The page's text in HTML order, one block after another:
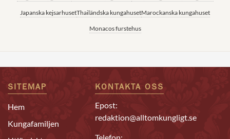
Japanska kejsarhusetThailändska kungahusetMarockanska kungahuset
Monacos furstehus
SITEMAP
Hem
Kungafamiljen
KONTAKTA OSS
Epost:
redaktion@alltomkungligt.se